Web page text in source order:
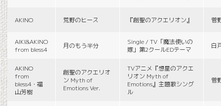
AKINO 荒野のヒース 『創聖のアクエリオン』 菅
AIKI&AKINO
from bless4
月のもう半分
Single / TV「魔法使いの
嫁」第2クールEDテーマ
白
AKINO
from
bless4・福
山芳樹
創聖のアクエリオ
ン Myth of
Emotions Ver.
TVアニメ『想星のアクエ
リオン Myth of
Emotions』主題歌シング
ル
菅